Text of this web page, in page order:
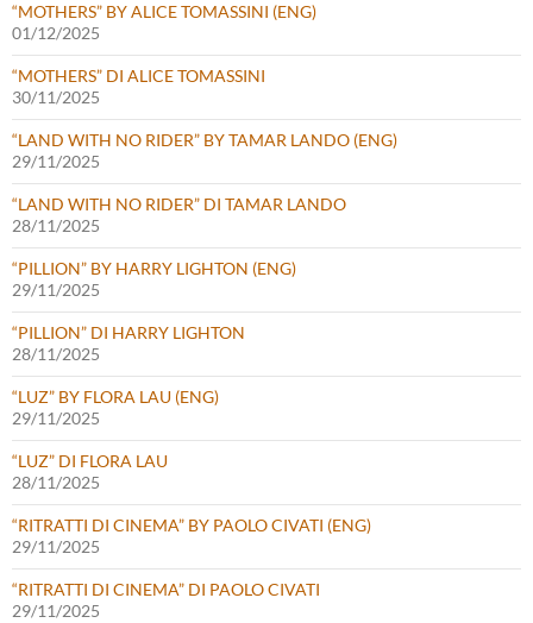
“MOTHERS” BY ALICE TOMASSINI (ENG)
01/12/2025
“MOTHERS” DI ALICE TOMASSINI
30/11/2025
“LAND WITH NO RIDER” BY TAMAR LANDO (ENG)
29/11/2025
“LAND WITH NO RIDER” DI TAMAR LANDO
28/11/2025
“PILLION” BY HARRY LIGHTON (ENG)
29/11/2025
“PILLION” DI HARRY LIGHTON
28/11/2025
“LUZ” BY FLORA LAU (ENG)
29/11/2025
“LUZ” DI FLORA LAU
28/11/2025
“RITRATTI DI CINEMA” BY PAOLO CIVATI (ENG)
29/11/2025
“RITRATTI DI CINEMA” DI PAOLO CIVATI
29/11/2025